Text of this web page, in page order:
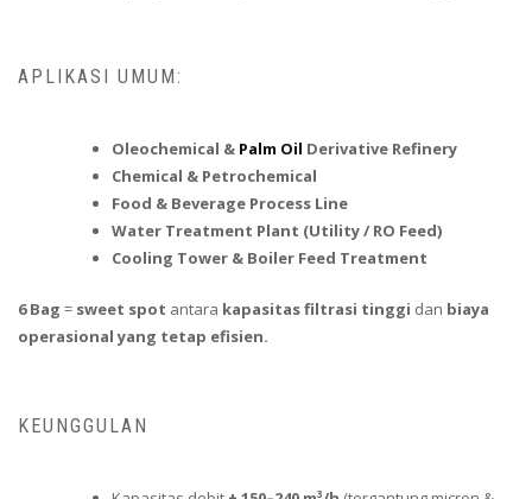
APLIKASI UMUM:
Oleochemical & Palm Oil Derivative Refinery
Chemical & Petrochemical
Food & Beverage Process Line
Water Treatment Plant (Utility / RO Feed)
Cooling Tower & Boiler Feed Treatment
6 Bag = sweet spot antara kapasitas filtrasi tinggi dan biaya
operasional yang tetap efisien.
KEUNGGULAN